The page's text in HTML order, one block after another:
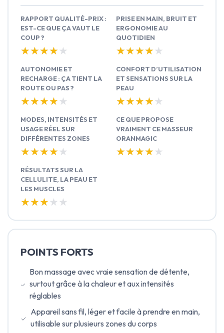
RAPPORT QUALITÉ-PRIX :
EST-CE QUE ÇA VAUT LE
COUP ?
★★★★★
★★★★★
PRISE EN MAIN, BRUIT ET
ERGONOMIE AU
QUOTIDIEN
★★★★★
★★★★★
AUTONOMIE ET
RECHARGE : ÇA TIENT LA
ROUTE OU PAS ?
★★★★★
★★★★★
CONFORT D’UTILISATION
ET SENSATIONS SUR LA
PEAU
★★★★★
★★★★★
MODES, INTENSITÉS ET
USAGE RÉEL SUR
DIFFÉRENTES ZONES
★★★★★
★★★★★
CE QUE PROPOSE
VRAIMENT CE MASSEUR
ORANMAGIC
★★★★★
★★★★★
RÉSULTATS SUR LA
CELLULITE, LA PEAU ET
LES MUSCLES
★★★★★
★★★★★
POINTS FORTS
Bon massage avec vraie sensation de détente,
surtout grâce à la chaleur et aux intensités
réglables
Appareil sans fil, léger et facile à prendre en main,
utilisable sur plusieurs zones du corps